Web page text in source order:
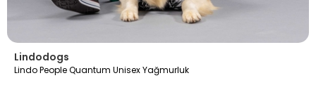
Lindodogs
Lindo People Quantum Unisex Yağmurluk